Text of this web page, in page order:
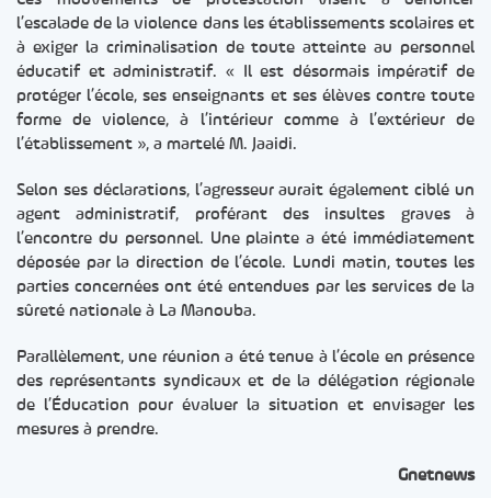
l’escalade de la violence dans les établissements scolaires et
à exiger la criminalisation de toute atteinte au personnel
éducatif et administratif. « Il est désormais impératif de
protéger l’école, ses enseignants et ses élèves contre toute
forme de violence, à l’intérieur comme à l’extérieur de
l’établissement », a martelé M. Jaaidi.
Selon ses déclarations, l’agresseur aurait également ciblé un
agent administratif, proférant des insultes graves à
l’encontre du personnel. Une plainte a été immédiatement
déposée par la direction de l’école. Lundi matin, toutes les
parties concernées ont été entendues par les services de la
sûreté nationale à La Manouba.
Parallèlement, une réunion a été tenue à l’école en présence
des représentants syndicaux et de la délégation régionale
de l’Éducation pour évaluer la situation et envisager les
mesures à prendre.
Gnetnews